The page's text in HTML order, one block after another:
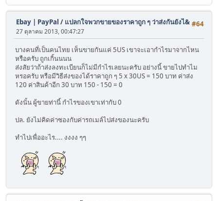
#64
Ebay | PayPal / แปลกใจพวกขายของราคาถูก ๆ ว่าส่งกันยังไ&
27 ตุลาคม 2013, 00:47:27
บางคนที่เป็นคนไทย เห็นขายกันแค่ 5US เขาจะเอากำไรมาจากไหน
หรือครับ ถูกเกิ้นนนน
ส่งสัยว่าถ้าส่งลงทะเบียนก็ไม่มีกำไรเลยนะครับ อย่างนี้ ขายไปทำไม
หรอครับ หรือมีวิธีส่งของได้ราคาถูก ๆ 5 x 30US = 150 บาท ค่าส่ง
120 ค่าสินค้าอีก 30 บาท 150 - 150 = 0
ดังนั้น ผู้ขายท่านี้ กำไรของเขาเท่ากับ 0
ปล. ยังไม่คิดค่าซองกับค่ารถเมล์ไปส่งของนะครับ
ทำไปเพื่ออะไร.... งงงง ๆๆ